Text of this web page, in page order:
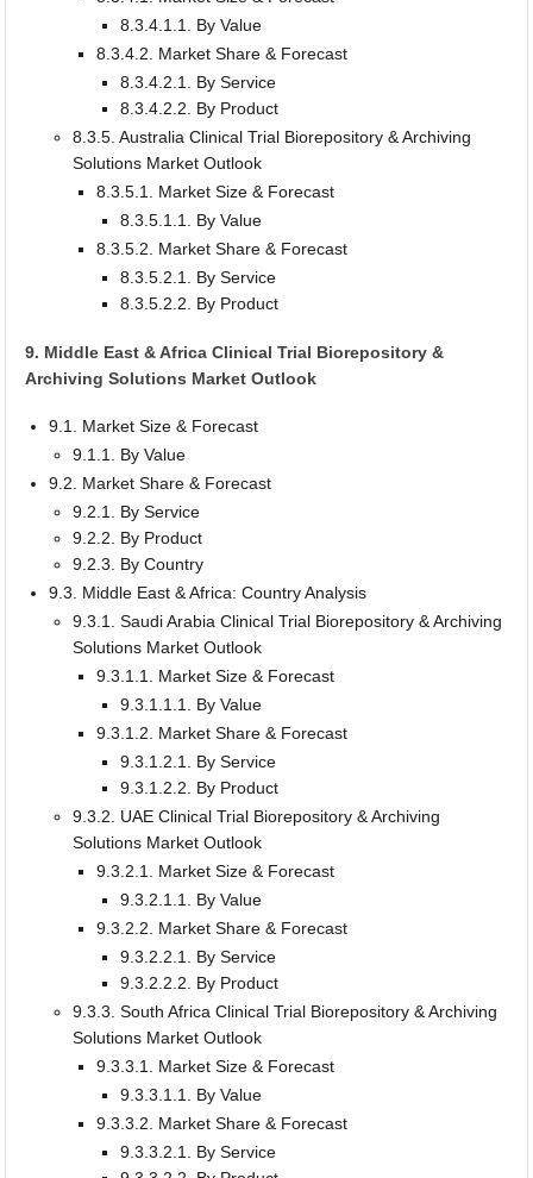
8.3.4.1.1. By Value
8.3.4.2. Market Share & Forecast
8.3.4.2.1. By Service
8.3.4.2.2. By Product
8.3.5. Australia Clinical Trial Biorepository & Archiving
Solutions Market Outlook
8.3.5.1. Market Size & Forecast
8.3.5.1.1. By Value
8.3.5.2. Market Share & Forecast
8.3.5.2.1. By Service
8.3.5.2.2. By Product
9. Middle East & Africa Clinical Trial Biorepository &
Archiving Solutions Market Outlook
9.1. Market Size & Forecast
9.1.1. By Value
9.2. Market Share & Forecast
9.2.1. By Service
9.2.2. By Product
9.2.3. By Country
9.3. Middle East & Africa: Country Analysis
9.3.1. Saudi Arabia Clinical Trial Biorepository & Archiving
Solutions Market Outlook
9.3.1.1. Market Size & Forecast
9.3.1.1.1. By Value
9.3.1.2. Market Share & Forecast
9.3.1.2.1. By Service
9.3.1.2.2. By Product
9.3.2. UAE Clinical Trial Biorepository & Archiving
Solutions Market Outlook
9.3.2.1. Market Size & Forecast
9.3.2.1.1. By Value
9.3.2.2. Market Share & Forecast
9.3.2.2.1. By Service
9.3.2.2.2. By Product
9.3.3. South Africa Clinical Trial Biorepository & Archiving
Solutions Market Outlook
9.3.3.1. Market Size & Forecast
9.3.3.1.1. By Value
9.3.3.2. Market Share & Forecast
9.3.3.2.1. By Service